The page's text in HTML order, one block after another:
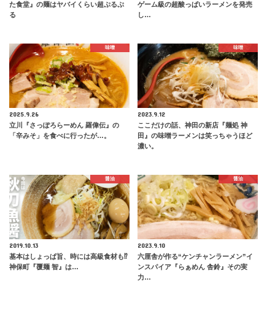
た食堂』の麺はヤバイくらい超ぷるぷ
る
ゲーム級の超酸っぱいラーメンを発売
し…
味噌
2025.9.26
立川『さっぽろらーめん 羅偉伝』の
「辛みそ」を食べに行ったが…。
味噌
2023.9.12
ここだけの話、神田の新店『麺処 神
田』の味噌ラーメンは笑っちゃうほど
濃い。
醤油
2019.10.13
基本はしょっぱ旨、時には高級食材も⁉︎
神保町『覆麺 智』は…
醤油
2023.9.10
六厘舎が作る“ケンチャンラーメン”イ
ンスパイア『らぁめん 舎鈴』その実
力…